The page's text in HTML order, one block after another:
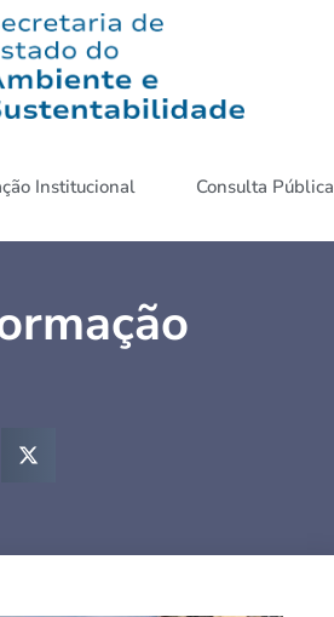
Institucional Consulta Pública